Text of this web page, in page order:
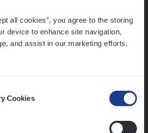
all cookies”, you agree to the storing
device to enhance site navigation,
and assist in our marketing efforts.
Cookies
hoe Julie en Aurélie elkaar
diepgaande dossiers én droge